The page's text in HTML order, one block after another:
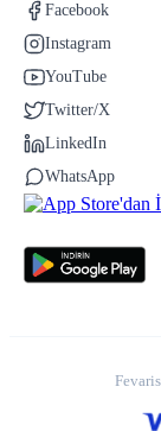
Facebook
Instagram
YouTube
Twitter/X
LinkedIn
WhatsApp